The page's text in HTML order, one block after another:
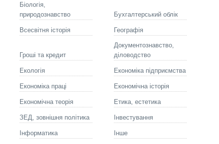
Біологія,
природознавство
Бухгалтерський облік
Всесвітня історія Географія
Гроші та кредит
Документознавство,
діловодство
Екологія Економіка підприємства
Економіка праці Економічна історія
Економічна теорія Етика, естетика
ЗЕД, зовнішня політика Інвестування
Інформатика Інше